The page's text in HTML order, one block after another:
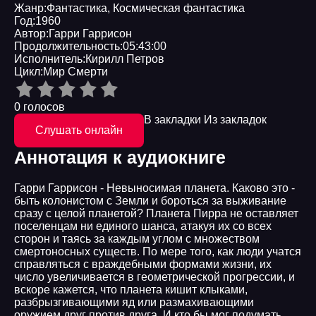
Жанр:Фантастика, Космическая фантастика
Год:1960
Автор:Гарри Гаррисон
Продолжительность:05:43:00
Исполнитель:Кирилл Петров
Цикл:Мир Смерти
0 голосов
Слушать онлайн
В закладки Из закладок
Аннотация к аудиокниге
Гарри Гаррисон - Невыносимая планета. Каково это -
быть колонистом с Земли и бороться за выживание
сразу с целой планетой? Планета Пирра не оставляет
поселенцам ни единого шанса, атакуя их со всех
сторон и таясь за каждым углом с множеством
смертоносных существ. По мере того, как люди учатся
справляться с враждебными формами жизни, их
число увеличивается в геометрической прогрессии, и
вскоре кажется, что планета кишит клыками,
разбрызгивающими яд или размахивающими